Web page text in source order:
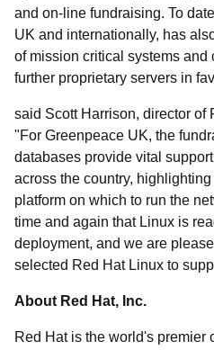
and on-line fundraising. To
UK and internationally, has
of mission critical systems and
further proprietary servers in
said Scott Harrison, director of
"For Greenpeace UK, the
databases provide vital
across the country,
platform on which to run the
time and again that Linux is
deployment, and we are
selected Red Hat Linux to
About Red Hat, Inc.
Red Hat is the world's premier